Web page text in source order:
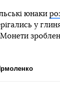
юнаки
у